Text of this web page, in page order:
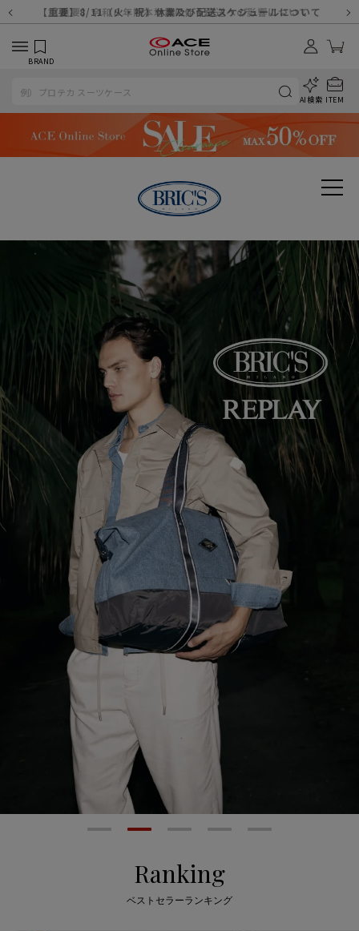
【重要】8/11（火・祝）休業及び配送スケジュールについて
【重要】令和８年熊本地震に伴う配送への影響について
【重要】納品書・領収書ペーパーレス化（電子化）のお知らせ
【重要】天候不良や交通状況・物量増等に伴う配送への影響について
【重要】悪質な詐欺サイトにご注意ください
【重要】各種メールが届かない場合に関しまして
【重要】お問い合わせのご対応に関しまして
【重要】SNSのなりすまし詐欺にご注意ください
BRAND
AI検索 ITEM
Ranking
ベストセラーランキング